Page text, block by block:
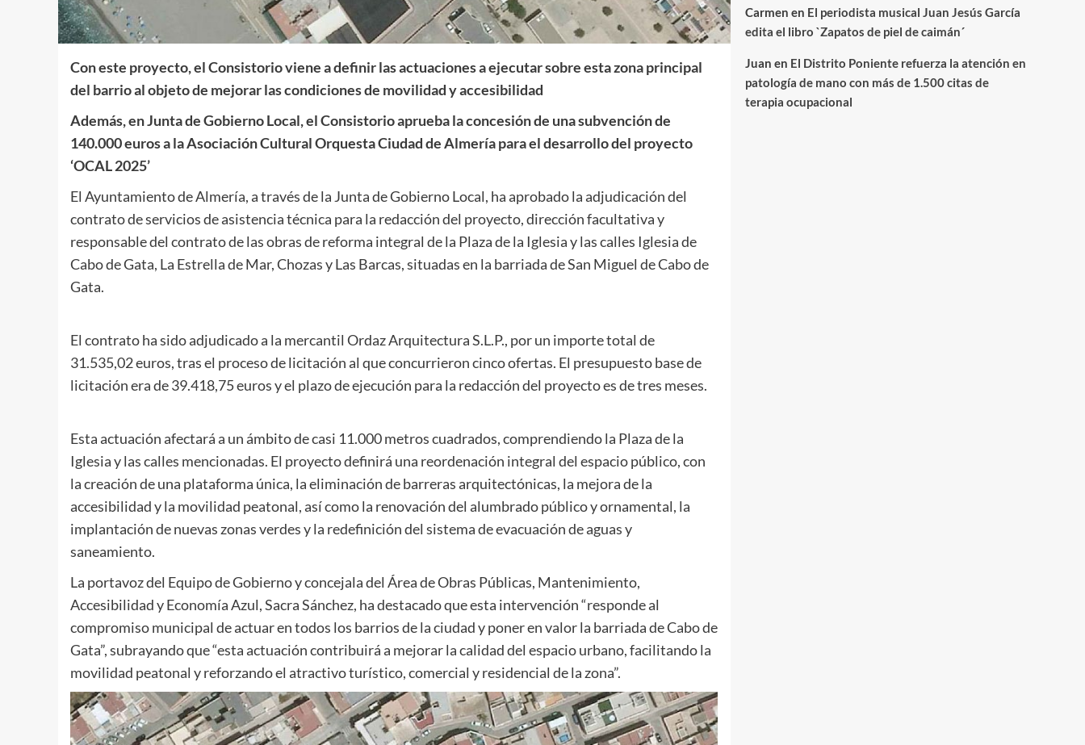
Con este proyecto, el Consistorio viene a definir las actuaciones a ejecutar sobre esta zona principal
del barrio al objeto de mejorar las condiciones de movilidad y accesibilidad
Además, en Junta de Gobierno Local, el Consistorio aprueba la concesión de una subvención de
140.000 euros a la Asociación Cultural Orquesta Ciudad de Almería para el desarrollo del proyecto
‘OCAL 2025’
El Ayuntamiento de Almería, a través de la Junta de Gobierno Local, ha aprobado la adjudicación del
contrato de servicios de asistencia técnica para la redacción del proyecto, dirección facultativa y
responsable del contrato de las obras de reforma integral de la Plaza de la Iglesia y las calles Iglesia de
Cabo de Gata, La Estrella de Mar, Chozas y Las Barcas, situadas en la barriada de San Miguel de Cabo de
Gata.
El contrato ha sido adjudicado a la mercantil Ordaz Arquitectura S.L.P., por un importe total de
31.535,02 euros, tras el proceso de licitación al que concurrieron cinco ofertas. El presupuesto base de
licitación era de 39.418,75 euros y el plazo de ejecución para la redacción del proyecto es de tres meses.
Esta actuación afectará a un ámbito de casi 11.000 metros cuadrados, comprendiendo la Plaza de la
Iglesia y las calles mencionadas. El proyecto definirá una reordenación integral del espacio público, con
la creación de una plataforma única, la eliminación de barreras arquitectónicas, la mejora de la
accesibilidad y la movilidad peatonal, así como la renovación del alumbrado público y ornamental, la
implantación de nuevas zonas verdes y la redefinición del sistema de evacuación de aguas y
saneamiento.
La portavoz del Equipo de Gobierno y concejala del Área de Obras Públicas, Mantenimiento,
Accesibilidad y Economía Azul, Sacra Sánchez, ha destacado que esta intervención “responde al
compromiso municipal de actuar en todos los barrios de la ciudad y poner en valor la barriada de Cabo de
Gata”, subrayando que “esta actuación contribuirá a mejorar la calidad del espacio urbano, facilitando la
movilidad peatonal y reforzando el atractivo turístico, comercial y residencial de la zona”.
Carmen en El periodista musical Juan Jesús García
edita el libro `Zapatos de piel de caimán´
Juan en El Distrito Poniente refuerza la atención en
patología de mano con más de 1.500 citas de
terapia ocupacional